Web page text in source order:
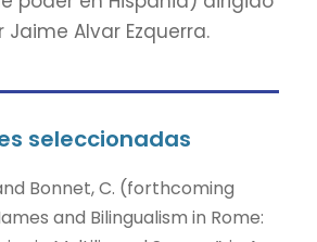
Jaime Alvar Ezquerra.
seleccionadas
Bonnet, C. (forthcoming
and Bilingualism in Rome: